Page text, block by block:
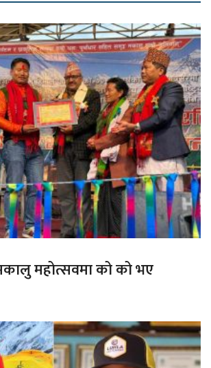
महोत्सवमा को को भए